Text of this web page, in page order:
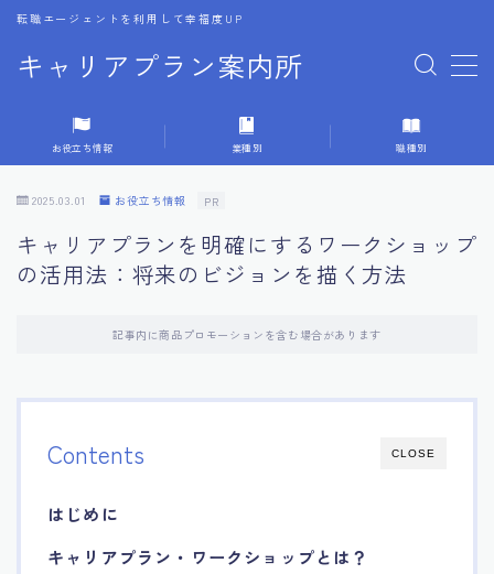
キャリアプラン案内所
転職エージェントを利用して幸福度UP
MENU
1.転職エージェントの選び方
3.キャリア相談時の質問リスト
4.キャリア目標設定の方法
5.キャリアチェンジの体験談
6.専門家からのアドバイス集
7.エージェント面談のポイント
お役立ち情報 業種別 職種別
2025.03.01 お役立ち情報 PR
キャリアプランを明確にするワークショップ
の活用法：将来のビジョンを描く方法
記事内に商品プロモーションを含む場合があります
CLOSE
Contents
はじめに
キャリアプラン・ワークショップとは？